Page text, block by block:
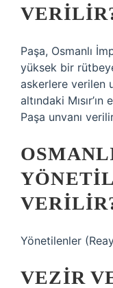
Paşa, Osmanlı
yüksek bir
askerlere verilen
altındaki
Paşa unvanı
Yönetilenler
VEZIR